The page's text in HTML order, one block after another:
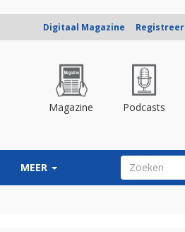
Digitaal Magazine Registreer
Magazine Podcasts
MEER ZOEKVELD